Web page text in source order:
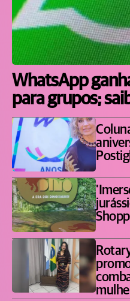
WhatsApp
para grupos;